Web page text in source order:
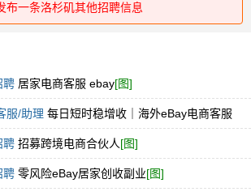
布一条洛杉矶其他招聘信息
聘 居家电商客服 ebay[图]
服/助理 每日短时稳增收｜海外eBay电商客服
聘 招募跨境电商合伙人[图]
聘 零风险eBay居家创收副业[图]